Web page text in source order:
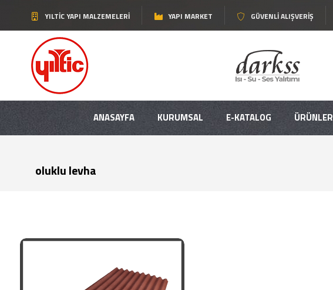
YILTIC YAPI MALZEMELERI YAPI MARKET GÜVENLI ALIŞVERIŞ
ANASAYFA KURUMSAL E-KATALOG ÜRÜNLER
oluklu levha